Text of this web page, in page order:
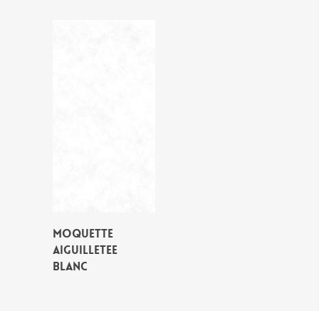
MOQUETTE
AIGUILLETEE
BLANC